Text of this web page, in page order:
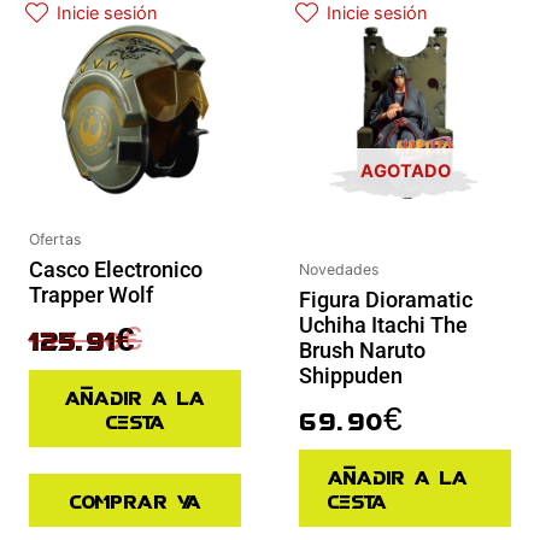
Inicie sesión
Ofertas
Casco Electronico
Trapper Wolf
139.90€
125.91€
Añadir a la
cesta
Comprar ya
Inicie sesión
AGOTADO
Novedades
Figura Dioramatic
Uchiha Itachi The
Brush Naruto
Shippuden
69.90€
Añadir a la
cesta